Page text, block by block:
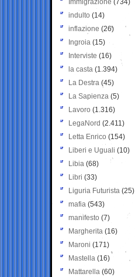
Immigrazione (734)
indulto (14)
inflazione (26)
Ingroia (15)
Interviste (16)
la casta (1.394)
La Destra (45)
La Sapienza (5)
Lavoro (1.316)
LegaNord (2.411)
Letta Enrico (154)
Liberi e Uguali (10)
Libia (68)
Libri (33)
Liguria Futurista (25)
mafia (543)
manifesto (7)
Margherita (16)
Maroni (171)
Mastella (16)
Mattarella (60)